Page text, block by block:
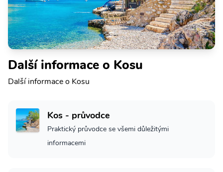
Další informace o Kosu
Další informace o Kosu
Kos - průvodce
Praktický průvodce se všemi důležitými
informacemi